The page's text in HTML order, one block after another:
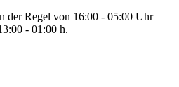
der Regel von 16:00 - 05:00 Uhr
- 01:00 h.